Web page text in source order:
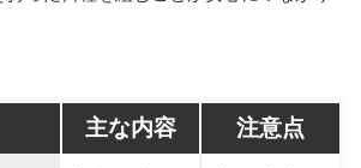
主な内容 注意点